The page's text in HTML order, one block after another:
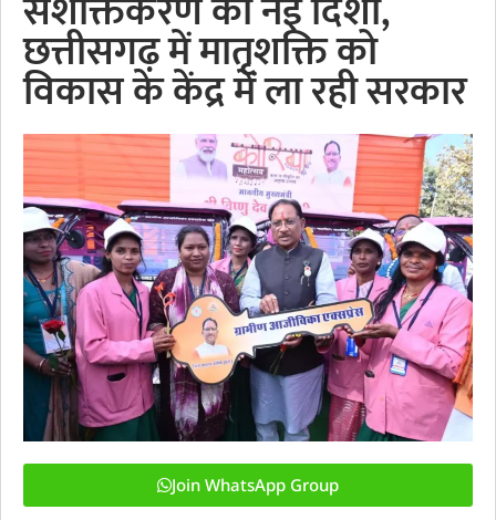
छत्तीसगढ़ में मातृशक्ति को
विकास के केंद्र में ला रही सरकार
Join WhatsApp Group